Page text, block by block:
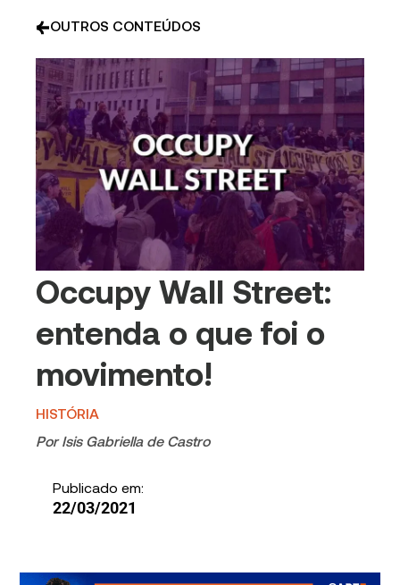
OUTROS CONTEÚDOS
Occupy Wall Street:
entenda o que foi o
movimento!
HISTÓRIA
Por Isis Gabriella de Castro
Publicado em:
22/03/2021